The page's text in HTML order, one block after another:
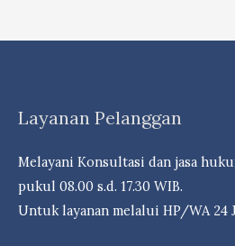
Gugatan
Dr.
N.
Supriatna,
S.H,
Layanan Pelanggan
Melayani Konsultasi dan jasa
pukul 08.00 s.d. 17.30 WIB.
Untuk layanan melalui HP/WA 24